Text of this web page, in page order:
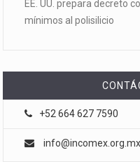
EE. UU. prepara decreto
mínimos al polisilicio
+52 664 627 7590
info@incomex.org.mx